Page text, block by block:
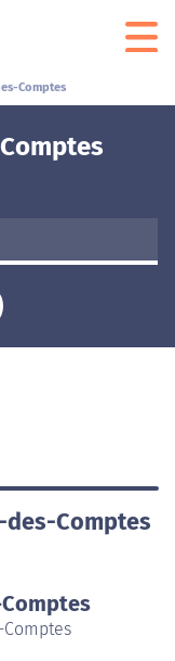
Comptes
des-Comptes
Comptes